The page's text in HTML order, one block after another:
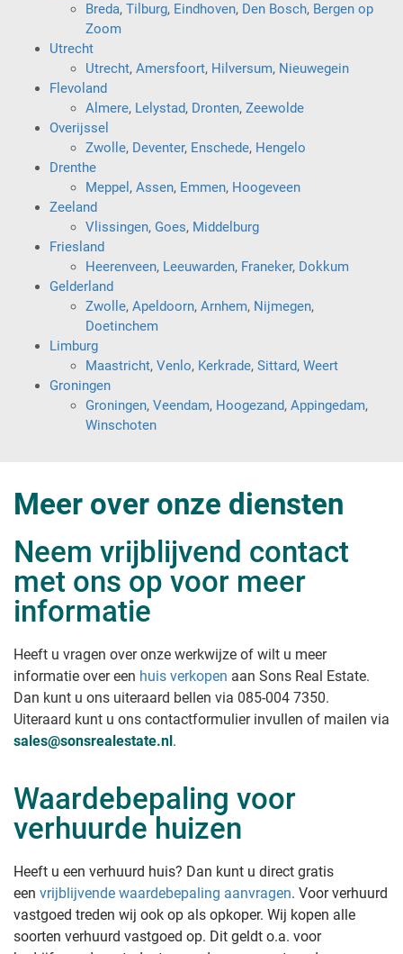
Breda, Tilburg, Eindhoven, Den Bosch, Bergen op
Zoom
Utrecht
Utrecht, Amersfoort, Hilversum, Nieuwegein
Flevoland
Almere, Lelystad, Dronten, Zeewolde
Overijssel
Zwolle, Deventer, Enschede, Hengelo
Drenthe
Meppel , Assen, Emmen, Hoogeveen
Zeeland
Vlissingen, Goes, Middelburg
Friesland
Heerenveen, Leeuwarden, Franeker, Dokkum
Gelderland
Zwolle, Apeldoorn, Arnhem, Nijmegen,
Doetinchem
Limburg
Maastricht, Venlo, Kerkrade, Sittard, Weert
Groningen
Groningen, Veendam, Hoogezand, Appingedam,
Winschoten
Meer over onze diensten
Neem vrijblijvend contact
met ons op voor meer
informatie
Heeft u vragen over onze werkwijze of wilt u meer
informatie over een huis verkopen aan Sons Real Estate.
Dan kunt u ons uiteraard bellen via 085-004 7350.
Uiteraard kunt u ons contactformulier invullen of mailen via
sales@sonsrealestate.nl .
Waardebepaling voor
verhuurde huizen
Heeft u een verhuurd huis? Dan kunt u direct gratis
een vrijblijvende waardebepaling aanvragen. Voor verhuurd
vastgoed treden wij ook op als opkoper. Wij kopen alle
soorten verhuurd vastgoed op. Dit geldt o.a. voor